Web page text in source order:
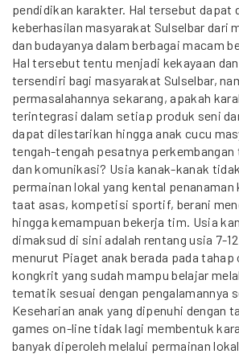
pendidikan karakter. Hal tersebut dapat
keberhasilan masyarakat Sulselbar dari
dan budayanya dalam berbagai macam
Hal tersebut tentu menjadi kekayaan
tersendiri bagi masyarakat Sulselbar,
permasalahannya sekarang, apakah
terintegrasi dalam setiap produk seni
dapat dilestarikan hingga anak cucu
tengah-tengah pesatnya
dan komunikasi? Usia kanak-kanak
permainan lokal yang kental
taat asas, kompetisi sportif, berani
hingga kemampuan bekerja tim. Usia
dimaksud di sini adalah rentang usia 7-
menurut Piaget anak berada pada tahap
kongkrit yang sudah mampu belajar
tematik sesuai dengan pengalamannya
Keseharian anak yang dipenuhi dengan
games on-line tidak lagi membentuk
banyak diperoleh melalui permainan